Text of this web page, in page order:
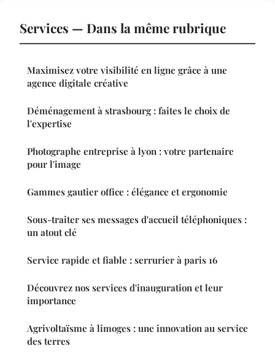
Services — Dans la même rubrique
Maximisez votre visibilité en ligne grâce à une
agence digitale créative
Déménagement à strasbourg : faites le choix de
l'expertise
Photographe entreprise à lyon : votre partenaire
pour l'image
Gammes gautier office : élégance et ergonomie
Sous-traiter ses messages d'accueil téléphoniques :
un atout clé
Service rapide et fiable : serrurier à paris 16
Découvrez nos services d'inauguration et leur
importance
Agrivoltaïsme à limoges : une innovation au service
des terres